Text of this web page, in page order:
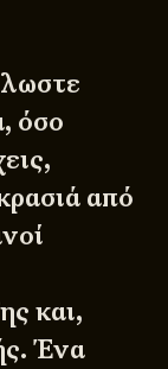
όσο
από
και,
Ένα